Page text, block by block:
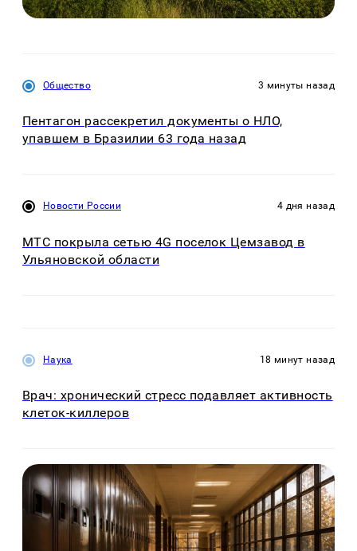
Общество 3 минуты назад
Пентагон рассекретил документы о НЛО,
упавшем в Бразилии 63 года назад
Новости России 4 дня назад
МТС покрыла сетью 4G поселок Цемзавод в
Ульяновской области
Наука 18 минут назад
Врач: хронический стресс подавляет активность
клеток-киллеров